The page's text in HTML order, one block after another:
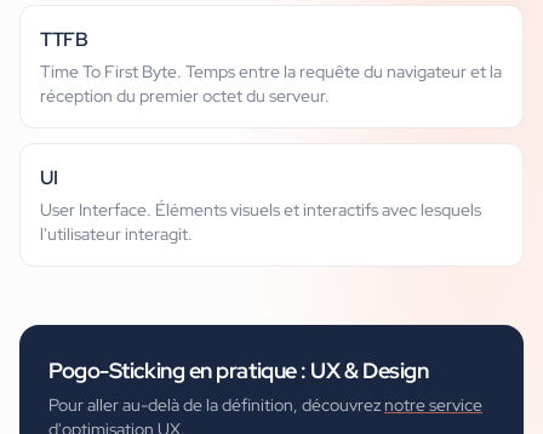
TTFB
Time To First Byte. Temps entre la requête du navigateur et la
réception du premier octet du serveur.
UI
User Interface. Éléments visuels et interactifs avec lesquels
l'utilisateur interagit.
Pogo-Stickingen pratique : UX & Design
Pour aller au-delà de la définition, découvrez notre service
d'optimisation UX.